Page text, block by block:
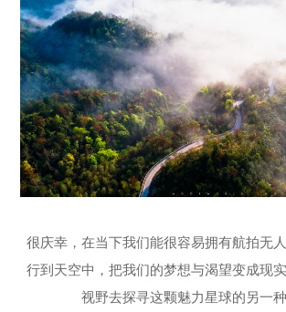
很庆幸，在当下我们能很容易拥有航拍无
行到天空中，把我们的梦想与渴望变成现
视野去探寻这颗魅力星球的另一种